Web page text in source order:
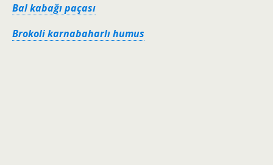
Bal kabağı paçası
Brokoli karnabaharlı humus